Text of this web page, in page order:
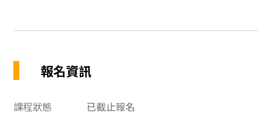
報名資訊
課程狀態 已截止報名